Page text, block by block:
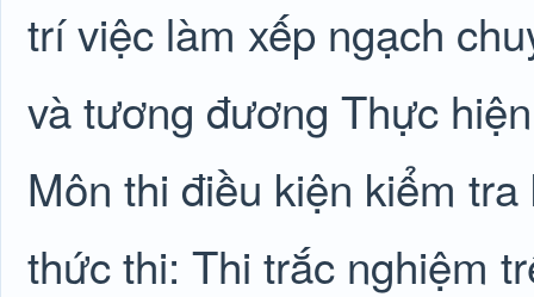
trí việc làm xếp ngạch
và tương đương Thực
Môn thi điều kiện kiểm
thức thi: Thi trắc nghiệm